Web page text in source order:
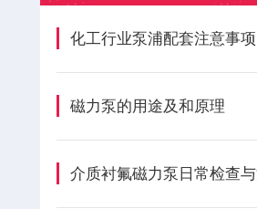
化工行业泵浦配套注意事项
磁力泵的用途及和原理